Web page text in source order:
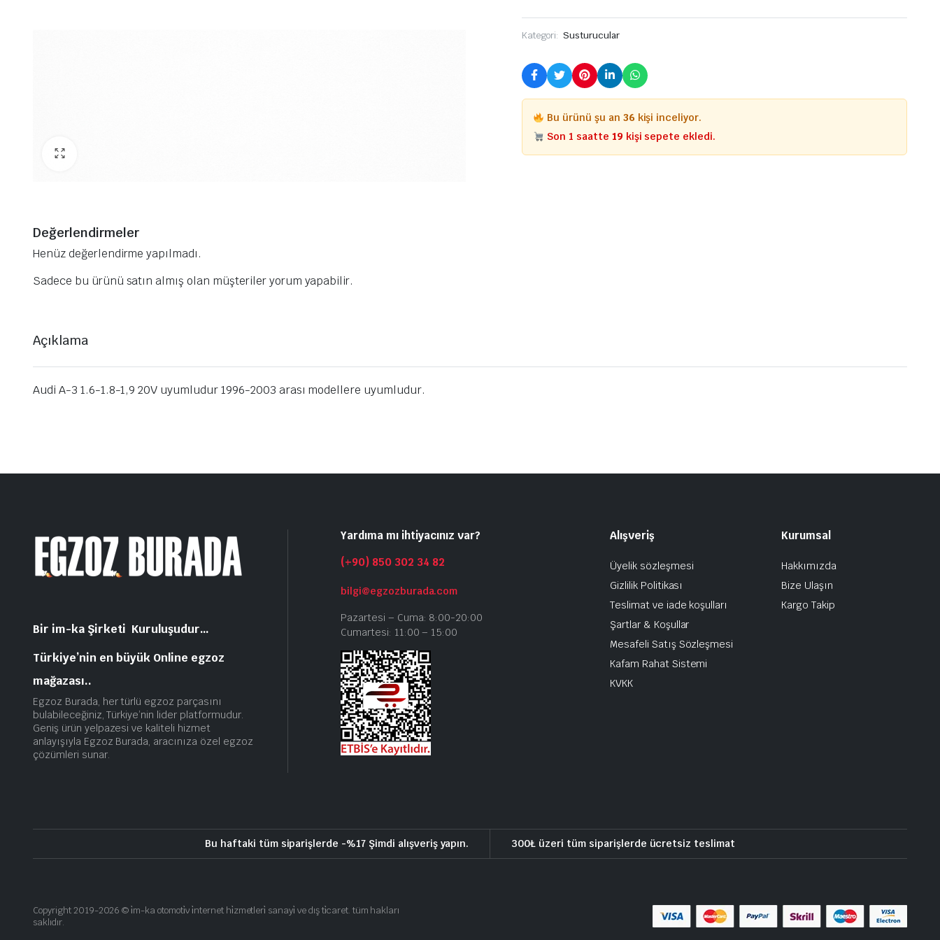
Kategori: Susturucular
Bu ürünü şu an 36 kişi inceliyor.
Son 1 saatte 19 kişi sepete ekledi.
Değerlendirmeler
Henüz değerlendirme yapılmadı.
Sadece bu ürünü satın almış olan müşteriler yorum yapabilir.
Açıklama
Audi A-3 1.6-1.8-1,9 20V uyumludur 1996-2003 arası modellere uyumludur.
Bir im-ka Şirketi Kuruluşudur…
Türkiye’nin en büyük Online egzoz
mağazası..
Egzoz Burada, her türlü egzoz parçasını
bulabileceğiniz, Türkiye’nin lider platformudur.
Geniş ürün yelpazesi ve kaliteli hizmet
anlayışıyla Egzoz Burada, aracınıza özel egzoz
çözümleri sunar.
Yardıma mı ihtiyacınız var?
(+90) 850 302 34 82
bilgi@egzozburada.com
Pazartesi – Cuma: 8:00-20:00
Cumartesi: 11:00 – 15:00
Alışveriş
Üyelik sözleşmesi
Gizlilik Politikası
Teslimat ve iade koşulları
Şartlar & Koşullar
Mesafeli Satış Sözleşmesi
Kafam Rahat Sistemi
KVKK
Kurumsal
Hakkımızda
Bize Ulaşın
Kargo Takip
Bu haftaki tüm siparişlerde -%17 Şimdi alışveriş yapın. 300₺ üzeri tüm siparişlerde ücretsiz teslimat
Copyright 2019-2026 © i̇m-ka otomoti̇v i̇nternet hi̇zmetleri̇ sanayi̇ ve dış ti̇caret. tüm hakları
saklıdır.